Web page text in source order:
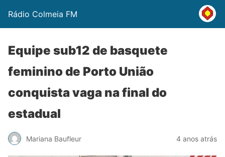
Rádio Colmeia FM
Equipe sub12 de basquete
feminino de Porto União
conquista vaga na final do
estadual
Mariana Baufleur 4 anos atrás